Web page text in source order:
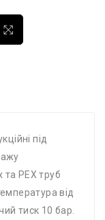
під
PEX труб
від
тиск 10 бар.